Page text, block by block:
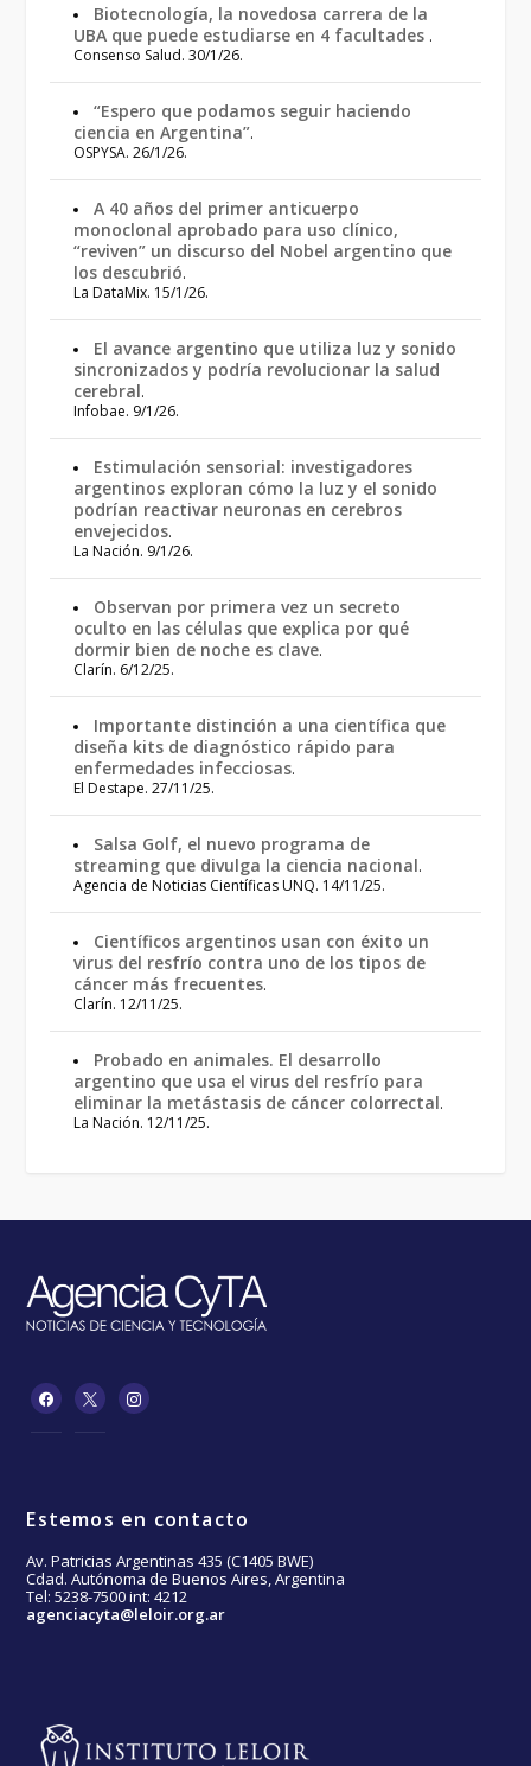
Biotecnología, la novedosa carrera de la
UBA que puede estudiarse en 4 facultades .
Consenso Salud. 30/1/26.
“Espero que podamos seguir haciendo
ciencia en Argentina”.
OSPYSA. 26/1/26.
A 40 años del primer anticuerpo
monoclonal aprobado para uso clínico,
“reviven” un discurso del Nobel argentino que
los descubrió.
La DataMix. 15/1/26.
El avance argentino que utiliza luz y sonido
sincronizados y podría revolucionar la salud
cerebral.
Infobae. 9/1/26.
Estimulación sensorial: investigadores
argentinos exploran cómo la luz y el sonido
podrían reactivar neuronas en cerebros
envejecidos.
La Nación. 9/1/26.
Observan por primera vez un secreto
oculto en las células que explica por qué
dormir bien de noche es clave.
Clarín. 6/12/25.
Importante distinción a una científica que
diseña kits de diagnóstico rápido para
enfermedades infecciosas.
El Destape. 27/11/25.
Salsa Golf, el nuevo programa de
streaming que divulga la ciencia nacional.
Agencia de Noticias Científicas UNQ. 14/11/25.
Científicos argentinos usan con éxito un
virus del resfrío contra uno de los tipos de
cáncer más frecuentes.
Clarín. 12/11/25.
Probado en animales. El desarrollo
argentino que usa el virus del resfrío para
eliminar la metástasis de cáncer colorrectal.
La Nación. 12/11/25.
Estemos en contacto
Av. Patricias Argentinas 435 (C1405 BWE)
Cdad. Autónoma de Buenos Aires, Argentina
Tel: 5238-7500 int: 4212
agenciacyta@leloir.org.ar